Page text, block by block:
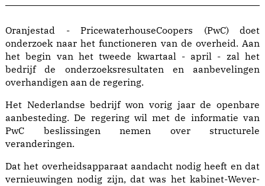
Oranjestad - PricewaterhouseCoopers (PwC) doet
onderzoek naar het functioneren van de overheid. Aan
het begin van het tweede kwartaal - april - zal het
bedrijf de onderzoeksresultaten en aanbevelingen
overhandigen aan de regering.
Het Nederlandse bedrijf won vorig jaar de openbare
aanbesteding. De regering wil met de informatie van
PwC beslissingen nemen over structurele
veranderingen.
Dat het overheidsapparaat aandacht nodig heeft en dat
vernieuwingen nodig zijn, dat was het kabinet-Wever-